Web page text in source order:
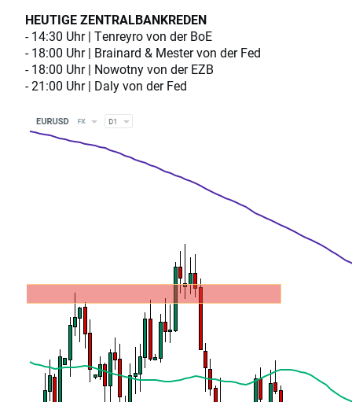
HEUTIGE ZENTRALBANKREDEN
- 14:30 Uhr | Tenreyro von der BoE
- 18:00 Uhr | Brainard & Mester von der Fed
- 18:00 Uhr | Nowotny von der EZB
- 21:00 Uhr | Daly von der Fed